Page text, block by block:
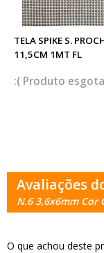
TELA SPIKE S.
11,5CM 1MT FL
Avaliações
N.6 3,6x6mm Cor
O que achou deste